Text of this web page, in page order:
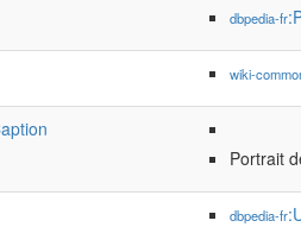
dbpedia-fr
wiki-
Portrait
dbpedia-fr